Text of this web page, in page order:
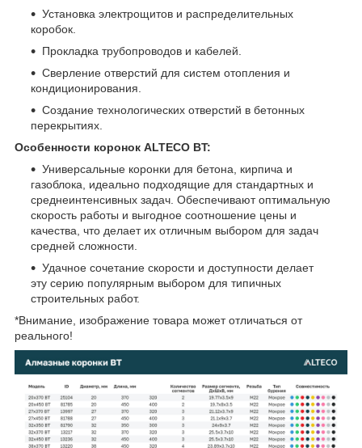
Установка электрощитов и распределительных
коробок.
Прокладка трубопроводов и кабелей.
Сверление отверстий для систем отопления и
кондиционирования.
Создание технологических отверстий в бетонных
перекрытиях.
Особенности коронок ALTECO BT:
Универсальные коронки для бетона, кирпича и
газоблока, идеально подходящие для стандартных и
среднеинтенсивных задач. Обеспечивают оптимальную
скорость работы и выгодное соотношение цены и
качества, что делает их отличным выбором для задач
средней сложности.
Удачное сочетание скорости и доступности делает
эту серию популярным выбором для типичных
строительных работ.
*Внимание, изображение товара может отличаться от
реального!